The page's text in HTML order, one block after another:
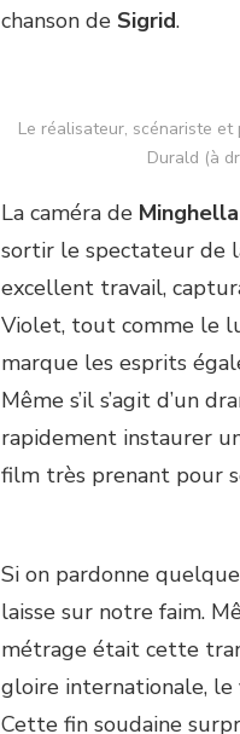
chanson de Sigrid.
Le réalisateur, scénariste
Durald (à
La caméra de Minghella
sortir le spectateur de
excellent travail,
Violet, tout comme le
marque les esprits
Même s’il s’agit d’un
rapidement instaurer
film très prenant pour
Si on pardonne
laisse sur notre faim.
métrage était cette
gloire internationale,
Cette fin soudaine